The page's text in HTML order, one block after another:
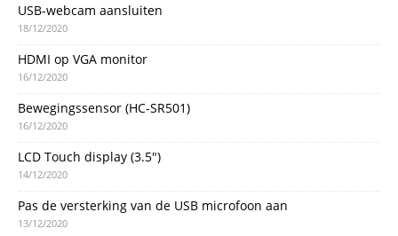
USB-webcam aansluiten
18/12/2020
HDMI op VGA monitor
16/12/2020
Bewegingssensor (HC-SR501)
16/12/2020
LCD Touch display (3.5″)
14/12/2020
Pas de versterking van de USB microfoon aan
13/12/2020